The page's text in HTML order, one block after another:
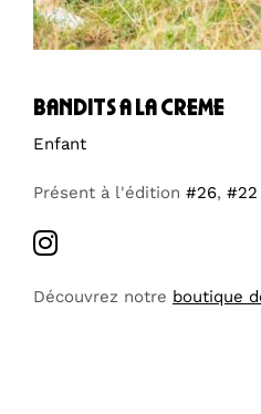
bandits a la creme
Enfant
Présent à l'édition #26, #22
Découvrez notre boutique